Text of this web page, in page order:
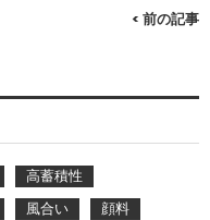
< 前の記事
高蓄積性
風合い
顔料